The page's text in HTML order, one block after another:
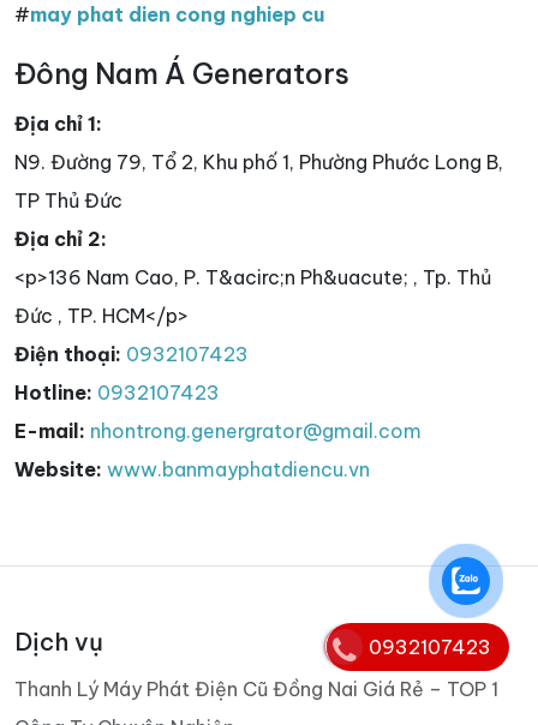
#may phat dien cong nghiep cu
Đông Nam Á Generators
Địa chỉ 1:
N9. Đường 79, Tổ 2, Khu phố 1, Phường Phước Long B,
TP Thủ Đức
Địa chỉ 2:
<p>136 Nam Cao, P. T&acirc;n Ph&uacute; , Tp. Thủ
Đức , TP. HCM</p>
Điện thoại: 0932107423
Hotline: 0932107423
E-mail: nhontrong.genergrator@gmail.com
Website: www.banmayphatdiencu.vn
Dịch vụ
Thanh Lý Máy Phát Điện Cũ Đồng Nai Giá Rẻ – TOP 1
0932107423